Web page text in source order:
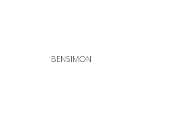
BENSIMON